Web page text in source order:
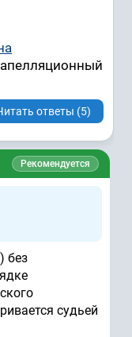
апелляционный
ответы (5)
Рекомендуется
без
судьей